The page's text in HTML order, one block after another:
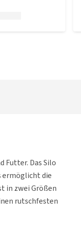
Futter. Das Silo
ermöglicht die
in zwei Größen
rutschfesten